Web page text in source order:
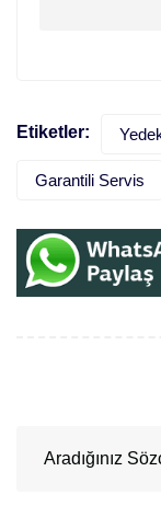
Etiketler:
Garantili Servis